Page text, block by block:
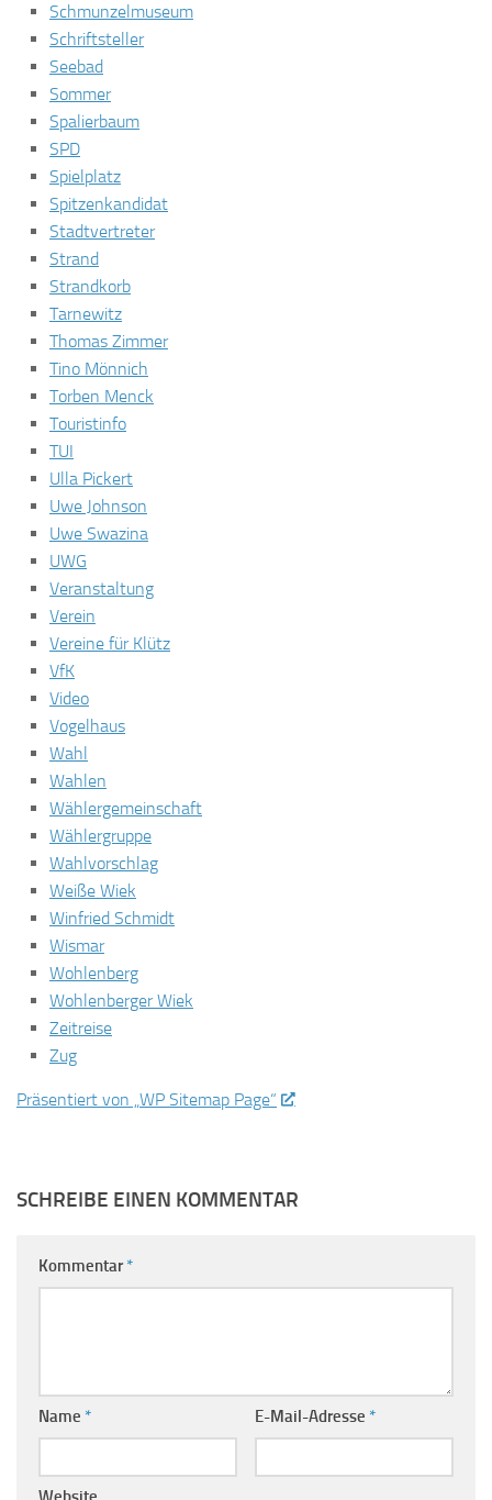
Schmunzelmuseum
Schriftsteller
Seebad
Sommer
Spalierbaum
SPD
Spielplatz
Spitzenkandidat
Stadtvertreter
Strand
Strandkorb
Tarnewitz
Thomas Zimmer
Tino Mönnich
Torben Menck
Touristinfo
TUI
Ulla Pickert
Uwe Johnson
Uwe Swazina
UWG
Veranstaltung
Verein
Vereine für Klütz
VfK
Video
Vogelhaus
Wahl
Wahlen
Wählergemeinschaft
Wählergruppe
Wahlvorschlag
Weiße Wiek
Winfried Schmidt
Wismar
Wohlenberg
Wohlenberger Wiek
Zeitreise
Zug
Präsentiert von „WP Sitemap Page“
SCHREIBE EINEN KOMMENTAR
Kommentar*
Name * E-Mail-Adresse *